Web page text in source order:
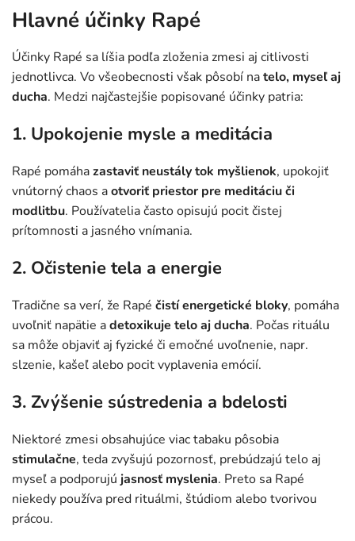
Hlavné účinky Rapé
Účinky Rapé sa líšia podľa zloženia zmesi aj citlivosti
jednotlivca. Vo všeobecnosti však pôsobí natelo, myseľ aj
ducha. Medzi najčastejšie popisované účinky patria:
1. Upokojenie mysle a meditácia
Rapé pomáhazastaviť neustály tok myšlienok, upokojiť
vnútorný chaos aotvoriť priestor pre meditáciu či
modlitbu. Používatelia často opisujú pocit čistej
prítomnosti a jasného vnímania.
2. Očistenie tela a energie
Tradične sa verí, že Rapé čistí energetické bloky, pomáha
uvoľniť napätie adetoxikuje telo aj ducha. Počas rituálu
sa môže objaviť aj fyzické či emočné uvoľnenie, napr.
slzenie, kašeľ alebo pocit vyplavenia emócií.
3. Zvýšenie sústredenia a bdelosti
Niektoré zmesi obsahujúce viac tabaku pôsobia
stimulačne, teda zvyšujú pozornosť, prebúdzajú telo aj
myseľ a podporujú jasnosť myslenia. Preto sa Rapé
niekedy používa pred rituálmi, štúdiom alebo tvorivou
prácou.